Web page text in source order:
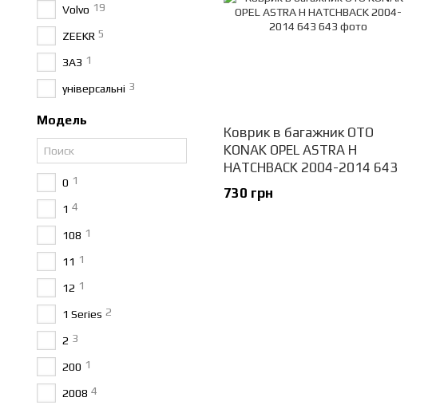
Коврик в багажник OTO
KONAK OPEL ASTRA H
HATCHBACK 2004-2014 643
730 грн
Volvo 19
ZEEKR 5
ЗАЗ 1
універсальні 3
Модель
0 1
1 4
108 1
11 1
12 1
1 Series 2
2 3
200 1
2008 4